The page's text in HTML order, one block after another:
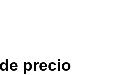
de precio